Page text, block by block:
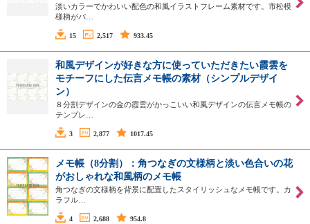
淡いカラーでかわいい配色の和風イラストフレーム素材です。市松模
様柄がパ…
15 2,517 933.45
和風デザインが好きな方に使っていただきたい霞雲を
モチーフにした伝言メモ帳の素材（シンプルデザイ
ン）
８分割デザインの金の霞雲がかっこいい和風デザインの伝言メモ帳の
テンプレ…
3 2,877 1017.45
メモ帳（8分割）：角つなぎの文様柄と淡い色合いの花
がおしゃれな和風柄のメモ帳
角つなぎの文様柄を背景に配置したスタイリッシュなメモ帳です。カ
ラフル…
4 2,688 954.8